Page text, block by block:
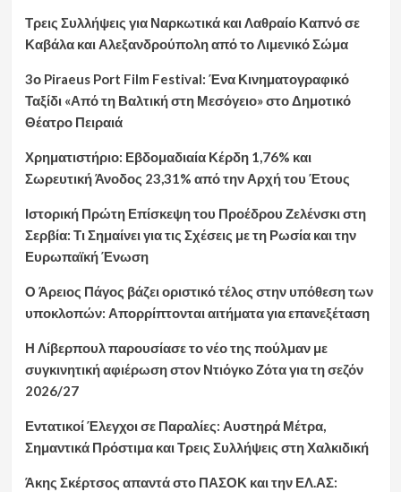
Τρεις Συλλήψεις για Ναρκωτικά και Λαθραίο Καπνό σε
Καβάλα και Αλεξανδρούπολη από το Λιμενικό Σώμα
3ο Piraeus Port Film Festival: Ένα Κινηματογραφικό
Ταξίδι «Από τη Βαλτική στη Μεσόγειο» στο Δημοτικό
Θέατρο Πειραιά
Χρηματιστήριο: Εβδομαδιαία Κέρδη 1,76% και
Σωρευτική Άνοδος 23,31% από την Αρχή του Έτους
Ιστορική Πρώτη Επίσκεψη του Προέδρου Ζελένσκι στη
Σερβία: Τι Σημαίνει για τις Σχέσεις με τη Ρωσία και την
Ευρωπαϊκή Ένωση
Ο Άρειος Πάγος βάζει οριστικό τέλος στην υπόθεση των
υποκλοπών: Απορρίπτονται αιτήματα για επανεξέταση
Η Λίβερπουλ παρουσίασε το νέο της πούλμαν με
συγκινητική αφιέρωση στον Ντιόγκο Ζότα για τη σεζόν
2026/27
Εντατικοί Έλεγχοι σε Παραλίες: Αυστηρά Μέτρα,
Σημαντικά Πρόστιμα και Τρεις Συλλήψεις στη Χαλκιδική
Άκης Σκέρτσος απαντά στο ΠΑΣΟΚ και την ΕΛ.ΑΣ: